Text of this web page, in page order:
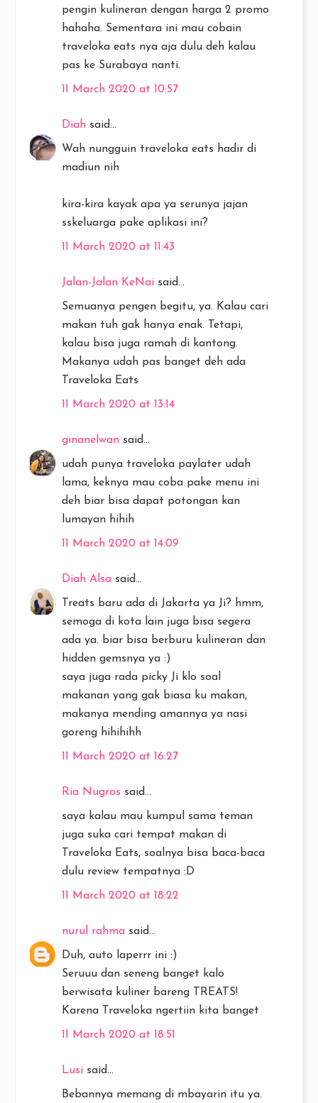
pengin kulineran dengan harga 2 promo
hahaha. Sementara ini mau cobain
traveloka eats nya aja dulu deh kalau
pas ke Surabaya nanti.
11 March 2020 at 10:57
Diah said...
Wah nungguin traveloka eats hadir di
madiun nih
kira-kira kayak apa ya serunya jajan
sskeluarga pake aplikasi ini?
11 March 2020 at 11:43
Jalan-Jalan KeNai said...
Semuanya pengen begitu, ya. Kalau cari
makan tuh gak hanya enak. Tetapi,
kalau bisa juga ramah di kantong.
Makanya udah pas banget deh ada
Traveloka Eats
11 March 2020 at 13:14
ginanelwan said...
udah punya traveloka paylater udah
lama, keknya mau coba pake menu ini
deh biar bisa dapat potongan kan
lumayan hihih
11 March 2020 at 14:09
Diah Alsa said...
Treats baru ada di Jakarta ya Ji? hmm,
semoga di kota lain juga bisa segera
ada ya. biar bisa berburu kulineran dan
hidden gemsnya ya :)
saya juga rada picky Ji klo soal
makanan yang gak biasa ku makan,
makanya mending amannya ya nasi
goreng hihihihh
11 March 2020 at 16:27
Ria Nugros said...
saya kalau mau kumpul sama teman
juga suka cari tempat makan di
Traveloka Eats, soalnya bisa baca-baca
dulu review tempatnya :D
11 March 2020 at 18:22
nurul rahma said...
Duh, auto laperrr ini :)
Seruuu dan seneng banget kalo
berwisata kuliner bareng TREATS!
Karena Traveloka ngertiin kita banget
11 March 2020 at 18:51
Lusi said...
Bebannya memang di mbayarin itu ya.